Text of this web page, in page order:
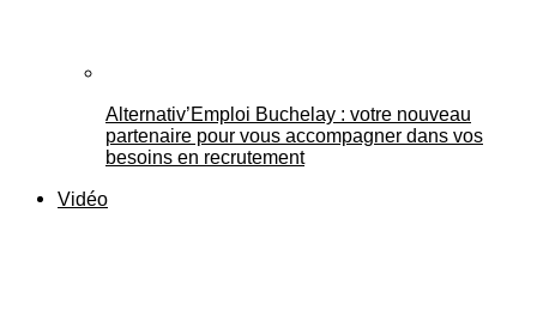
Alternativ’Emploi Buchelay : votre nouveau
partenaire pour vous accompagner dans vos
besoins en recrutement
Vidéo